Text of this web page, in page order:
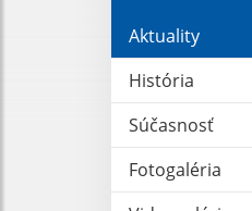
Aktuality
História
Súčasnosť
Fotogaléria